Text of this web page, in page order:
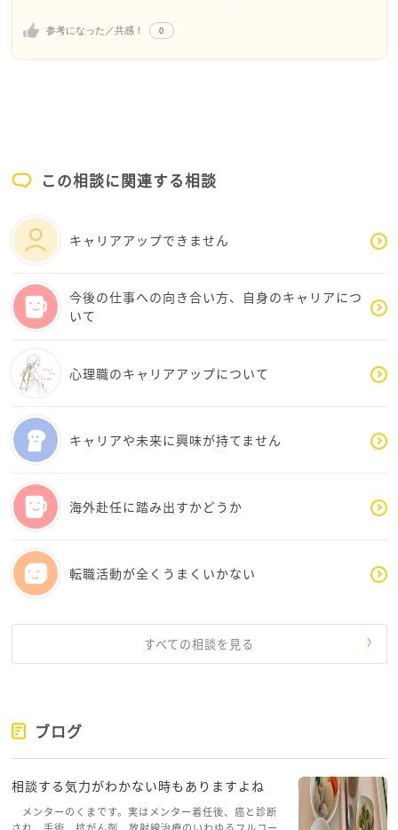
アオリイカさんのご相談を読んで、そんなこともあっ
たなあと懐かしいような、焦る気持ちに共感してザワ
ザワするような、複雑な思いになりました。
いのかな？
…なんて思いました。的外れだったらごめんなさい。
心理的な落ち着きを満たすことだけを考えるなら、き
っと論理的に優先順位を整理できれば、少しは焦りは
ところがそうすると、予定通りに行かないことが出て
くると、逆にさらに焦るんですよね〜。困ったもので
(金銭状況の部分についてはある程度ロジックで安定を
はかれるかもしれませんが、どんな風に厳しいのでし
か、機種を安いもので我慢するとか、奨学金の返済の
一時休止を頼むとか、住民税の支払いの分割払いを自
治体に相談するとか、収入を増やす以外に月々の出費
を下げる・遅らせる方法もあります。無料のファイナ
ンシャルプランニング相談に行ってみるといいかもし
れませんよ。)
ちなみに私自身が20代に戻れるなら、「好きなことか
らやればよかったな〜」と40代の今は思っています。
アオリイカさんは、
参考になった／共感！ 0
この相談に関連する相談
キャリアアップできません
今後の仕事への向き合い方、自身のキャリアにつ
いて
心理職のキャリアアップについて
キャリアや未来に興味が持てません
海外赴任に踏み出すかどうか
転職活動が全くうまくいかない
すべての相談を見る
ブログ
相談する気力がわかない時もありますよね
メンターのくまです。実はメンター着任後、癌と診断